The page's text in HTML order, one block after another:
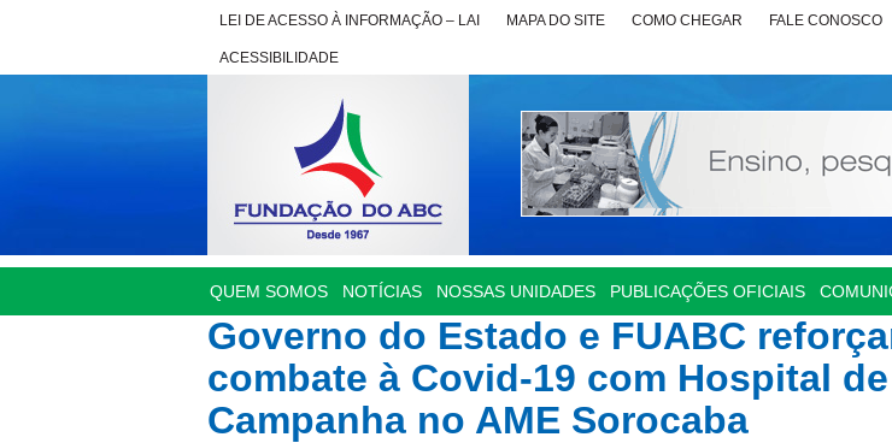
LEI DE ACESSO À INFORMAÇÃO – LAI MAPA DO SITE COMO CHEGAR FALE CONOSCO
ACESSIBILIDADE
QUEM SOMOS NOTÍCIAS NOSSAS UNIDADES PUBLICAÇÕES OFICIAIS
Governo do Estado e FUABC
combate à Covid-19 com Hospital de
Campanha no AME Sorocaba